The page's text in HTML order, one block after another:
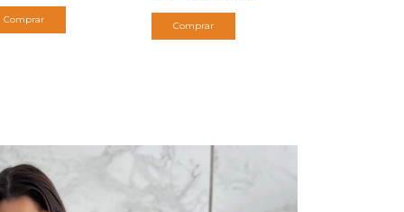
Comprar
Comprar